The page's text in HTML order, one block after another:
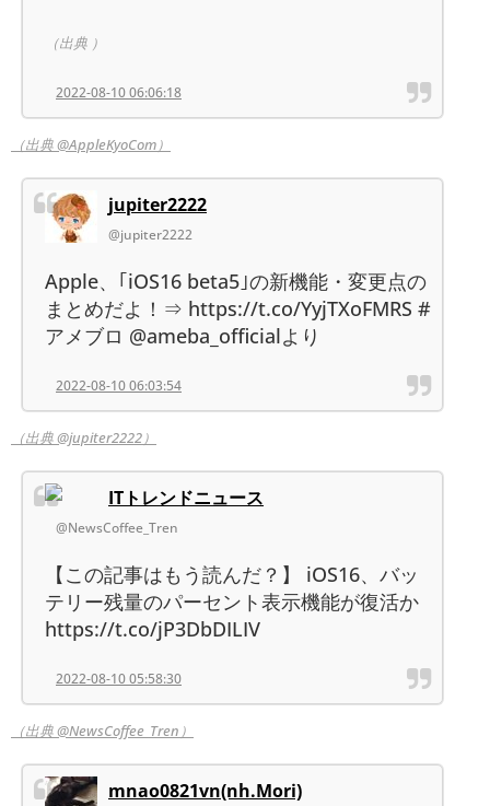
（出典 ）
2022-08-10 06:06:18
（出典 @AppleKyoCom）
jupiter2222
@jupiter2222
Apple、｢iOS16 beta5｣の新機能・変更点の
まとめだよ！⇒ https://t.co/YyjTXoFMRS #
アメブロ @ameba_officialより
2022-08-10 06:03:54
（出典 @jupiter2222）
ITトレンドニュース
@NewsCoffee_Tren
【この記事はもう読んだ？】 iOS16、バッ
テリー残量のパーセント表示機能が復活か
https://t.co/jP3DbDILIV
2022-08-10 05:58:30
（出典 @NewsCoffee_Tren）
mnao0821vn(nh.Mori)